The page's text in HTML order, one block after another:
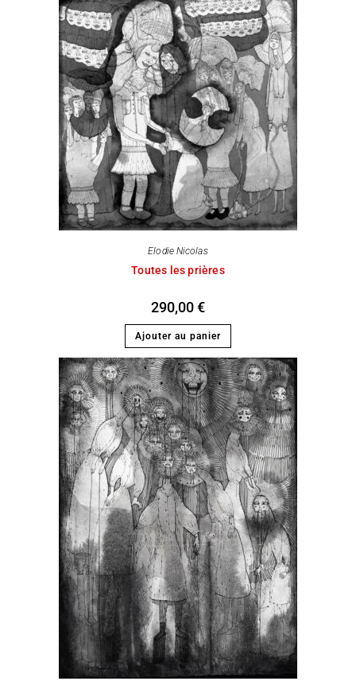
Elodie Nicolas
Toutes les prières
290,00€
Ajouter au panier